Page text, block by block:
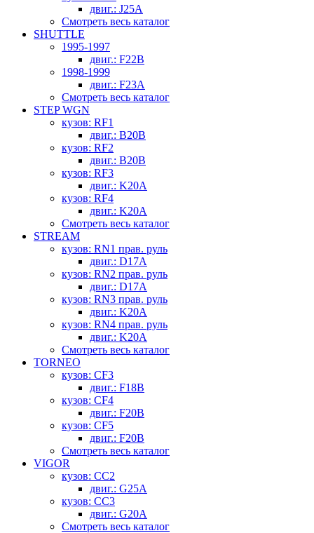
двиг.: J25A
Смотреть весь каталог
SHUTTLE
1995-1997
двиг.: F22B
1998-1999
двиг.: F23A
Смотреть весь каталог
STEP WGN
кузов: RF1
двиг.: B20B
кузов: RF2
двиг.: B20B
кузов: RF3
двиг.: K20A
кузов: RF4
двиг.: K20A
Смотреть весь каталог
STREAM
кузов: RN1 прав. руль
двиг.: D17A
кузов: RN2 прав. руль
двиг.: D17A
кузов: RN3 прав. руль
двиг.: K20A
кузов: RN4 прав. руль
двиг.: K20A
Смотреть весь каталог
TORNEO
кузов: CF3
двиг.: F18B
кузов: CF4
двиг.: F20B
кузов: CF5
двиг.: F20B
Смотреть весь каталог
VIGOR
кузов: CC2
двиг.: G25A
кузов: CC3
двиг.: G20A
Смотреть весь каталог